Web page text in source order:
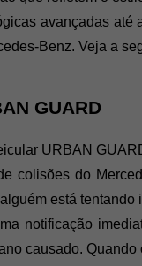
avançadas
Benz. Veja a
GUARD
URBAN
colisões do
está tentando
notificação
causado.